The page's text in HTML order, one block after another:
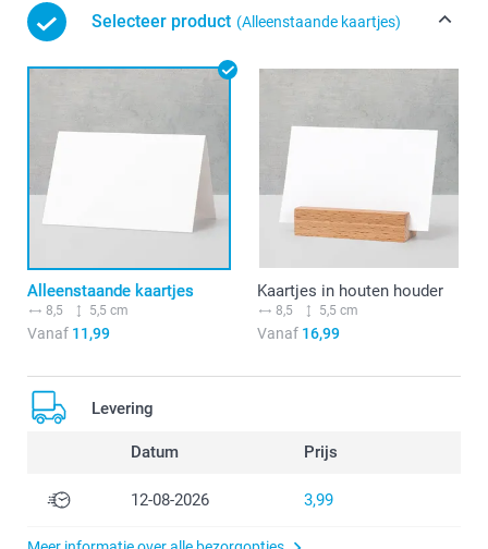
Selecteer product (Alleenstaande kaartjes)
Alleenstaande kaartjes
8,5 5,5 cm
Vanaf 11,99
Kaartjes in houten houder
8,5 5,5 cm
Vanaf16,99
Levering
Datum Prijs
12-08-2026 3,99